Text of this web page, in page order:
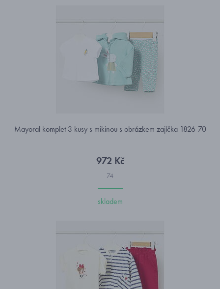
Mayoral komplet 3 kusy s mikinou s obrázkem zajíčka 1826-70
972 Kč
74
skladem